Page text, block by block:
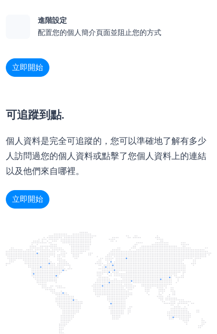
進階設定
配置您的個人簡介頁面並阻止您的方式
立即開始
可追蹤到點.
個人資料是完全可追蹤的，您可以準確地了解有多少
人訪問過您的個人資料或點擊了您個人資料上的連結
以及他們來自哪裡。
立即開始